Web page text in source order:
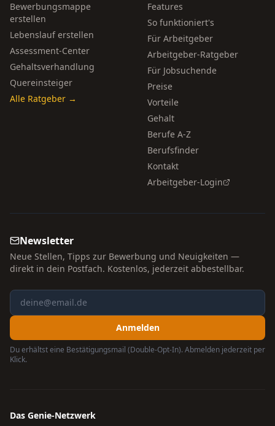
Bewerbungsmappe
erstellen
Lebenslauf erstellen
Assessment-Center
Gehaltsverhandlung
Quereinsteiger
Alle Ratgeber →
Features
So funktioniert's
Für Arbeitgeber
Arbeitgeber-Ratgeber
Für Jobsuchende
Preise
Vorteile
Gehalt
Berufe A-Z
Berufsfinder
Kontakt
Arbeitgeber-Login
Newsletter
Neue Stellen, Tipps zur Bewerbung und Neuigkeiten —
direkt in dein Postfach. Kostenlos, jederzeit abbestellbar.
Anmelden
Du erhältst eine Bestätigungsmail (Double-Opt-In). Abmelden jederzeit per
Klick.
Das Genie-Netzwerk